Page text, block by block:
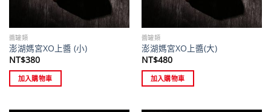
醬罐類
澎湖媽宮XO上醬 (小)
NT$380
加入購物車
醬罐類
澎湖媽宮XO上醬(大)
NT$480
加入購物車